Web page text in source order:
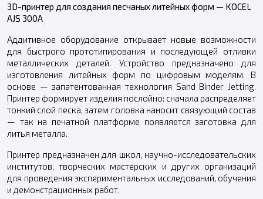
3D-принтер для создания песчаных литейных форм — KOCEL
AJS 300A
Аддитивное оборудование открывает новые возможности
для быстрого прототипирования и последующей отливки
металлических деталей. Устройство предназначено для
изготовления литейных форм по цифровым моделям. В
основе — запатентованная технология Sand Binder Jetting.
Принтер формирует изделия послойно: сначала распределяет
тонкий слой песка, затем головка наносит связующий состав
— так на печатной платформе появляется заготовка для
литья металла.
Принтер предназначен для школ, научно-исследовательских
институтов, творческих мастерских и других организаций
для проведения экспериментальных исследований, обучения
и демонстрационных работ.